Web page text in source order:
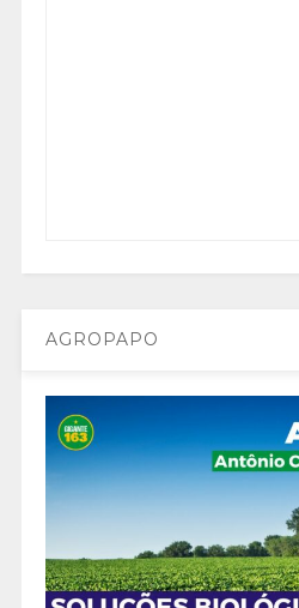
AGROPAPO